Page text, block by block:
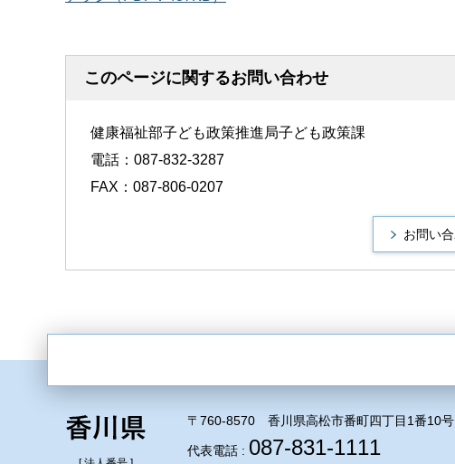
このページに関するお問い合わせ
健康福祉部子ども政策推進局子ども政策課
電話：087-832-3287
FAX：087-806-0207
〒760-8570 香川県高松市番町四丁目1番10号
代表電話 : 087-831-1111